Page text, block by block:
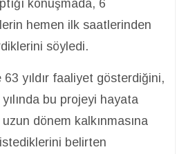
konuşmada, 6
hemen ilk saatlerinden
söyledi.
yıldır faaliyet gösterdiğini,
bu projeyi hayata
dönem kalkınmasına
belirten